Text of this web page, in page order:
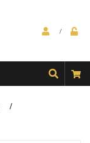
/